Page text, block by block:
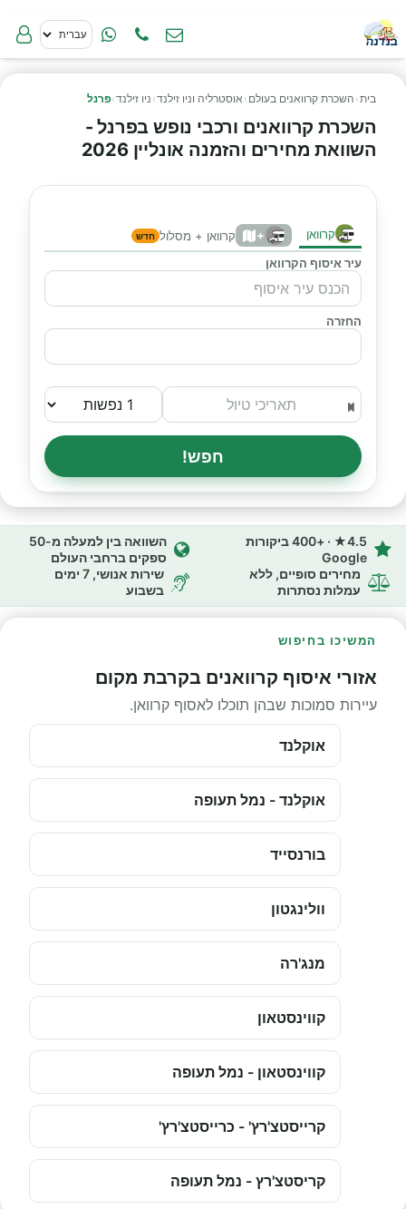
בית› השכרת קרוואנים בעולם › אוסטרליה וניו זילנד› ניו זילנד›פרנל
השכרת קרוואנים ורכבי נופש בפרנל -
השוואת מחירים והזמנה אונליין 2026
קרוואן + קרוואן + מסלול חדש
עיר איסוף הקרוואן
החזרה
חפש!
4.5★ · +400 ביקורות
Google
השוואה בין למעלה מ-50
ספקים ברחבי העולם
מחירים סופיים, ללא
עמלות נסתרות
שירות אנושי, 7 ימים
בשבוע
המשיכו בחיפוש
אזורי איסוף קרוואנים בקרבת מקום
עיירות סמוכות שבהן תוכלו לאסוף קרוואן.
אוקלנד
אוקלנד - נמל תעופה
בורנסייד
וולינגטון
מנג'רה
קווינסטאון
קווינסטאון - נמל תעופה
קרייסטצ'רץ' - כרייסטצ'רץ'
קריסטצ'רץ - נמל תעופה